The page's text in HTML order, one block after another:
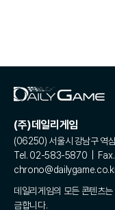
(주)데일리게임
(06250) 서울시 강남구 역
Tel. 02-583-5870 |
데일리게임의 모든 콘텐츠
금합니다.